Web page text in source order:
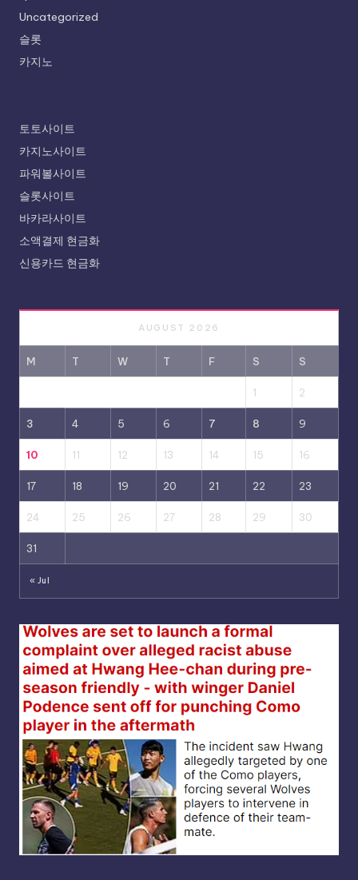
Uncategorized
슬롯
카지노
토토사이트
카지노사이트
파워볼사이트
슬롯사이트
바카라사이트
소액결제 현금화
신용카드 현금화
AUGUST 2026
M T W T F S S
1 2
3 4 5 6 7 8 9
10 11 12 13 14 15 16
17 18 19 20 21 22 23
24 25 26 27 28 29 30
31
« Jul